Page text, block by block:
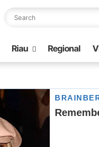
Riau Regional